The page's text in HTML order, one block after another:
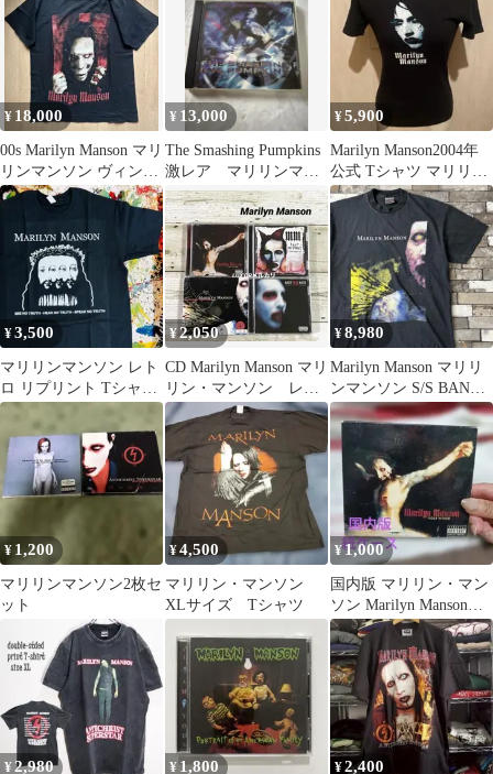
¥ 18,000
00s Marilyn Manson マリ
リンマンソン ヴィンテ
ージ Tシャツ
¥ 13,000
The Smashing Pumpkins
激レア マリリンマン
ソンCD
¥5,900
Marilyn Manson2004年
公式 Tシャツ マリリン
マンソン ゴシック
¥3,500
マリリンマンソン レト
ロ リプリント Tシャツ
半袖 メンズ 新品 バン
ドT 黒
¥2,050
CD Marilyn Manson マリ
リン・マンソン レン
タル落ち 洋楽
¥8,980
Marilyn Manson マリリ
ンマンソン S/S BAND
TEE XL
¥ 1,200
マリリンマンソン2枚セ
ット
¥4,500
マリリン・マンソン
XLサイズ Tシャツ
¥1,000
国内版 マリリン・マン
ソン Marilyn Manson
HOLY WOOD
¥2,980 ¥1,800 ¥2,400